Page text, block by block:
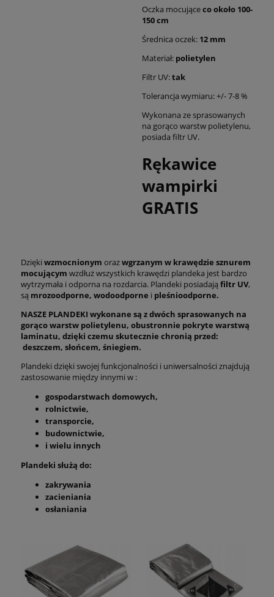
Oczka mocująceco około 100-
150 cm
Średnica oczek: 12 mm
Materiał: polietylen
Filtr UV:tak
Tolerancja wymiaru: +/- 7-8 %
Wykonana ze sprasowanych
na gorąco warstw polietylenu,
posiada filtr UV.
Rękawice
wampirki
GRATIS
Dzięki wzmocnionym orazwgrzanym w krawędzie sznurem
mocującym wzdłuż wszystkich krawędzi plandeka jest bardzo
wytrzymała i odporna na rozdarcia. Plandeki posiadają filtr UV,
są mrozoodporne, wodoodporne i pleśnioodporne.
NASZE PLANDEKI wykonane są z dwóch sprasowanych na
gorąco warstw polietylenu, obustronnie pokryte warstwą
laminatu, dzięki czemu skutecznie chronią przed:
deszczem, słońcem, śniegiem.
Plandeki dzięki swojej funkcjonalności i uniwersalności znajdują
zastosowanie między innymi w :
gospodarstwach domowych,
rolnictwie,
transporcie,
budownictwie,
i wielu innych
Plandeki służą do:
zakrywania
zacieniania
osłaniania